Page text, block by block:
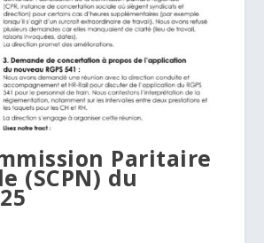
Paritaire
(SCPN) du